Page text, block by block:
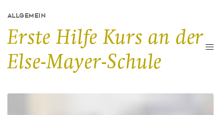
ALLGEMEIN
Erste Hilfe Kurs an der
Else-Mayer-Schule